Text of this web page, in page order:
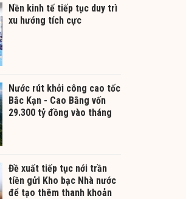
Nền kinh tế tiếp tục duy trì
xu hướng tích cực
Nước rút khởi công cao tốc
Bắc Kạn - Cao Bằng vốn
29.300 tỷ đồng vào tháng
Đề xuất tiếp tục nới trần
tiền gửi Kho bạc Nhà nước
để tạo thêm thanh khoản